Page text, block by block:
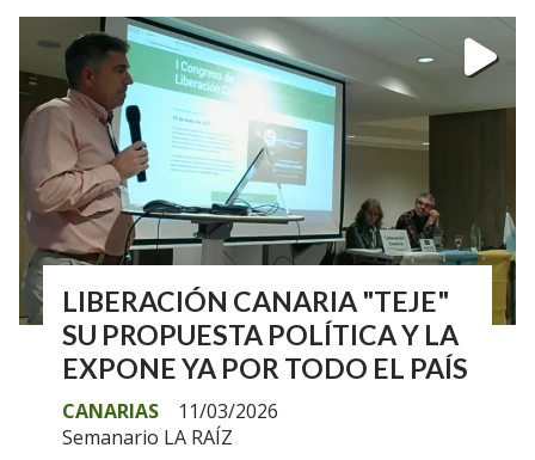
LIBERACIÓN CANARIA "TEJE"
SU PROPUESTA POLÍTICA Y LA
EXPONE YA POR TODO EL PAÍS
Semanario LA RAÍZ
CANARIAS 11/03/2026